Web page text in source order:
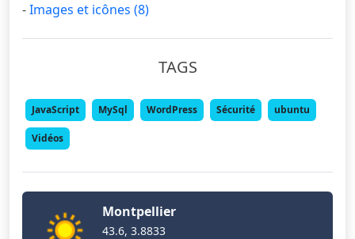
-Images et icônes (8)
TAGS
JavaScript MySql WordPress Sécurité ubuntu
Vidéos
Montpellier
43.6, 3.8833